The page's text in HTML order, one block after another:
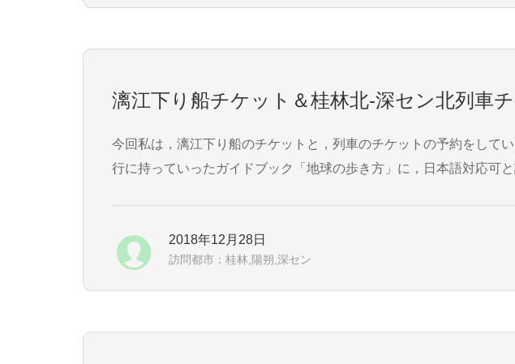
漓江下り船チケット＆桂林北-深セン北列車
今回私は，漓江下り船のチケットと，列車のチケットの予約をして
行に持っていったガイドブック「地球の歩き方」に，日本語対応可
2018年12月28日
訪問都市：桂林,陽朔,深セン